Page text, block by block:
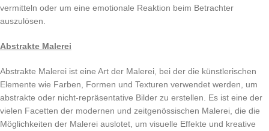
vermitteln oder um eine emotionale Reaktion beim Betrachter
auszulösen.
Abstrakte Malerei
Abstrakte Malerei ist eine Art der Malerei, bei der die künstlerischen
Elemente wie Farben, Formen und Texturen verwendet werden, um
abstrakte oder nicht-repräsentative Bilder zu erstellen. Es ist eine der
vielen Facetten der modernen und zeitgenössischen Malerei, die die
Möglichkeiten der Malerei auslotet, um visuelle Effekte und kreative